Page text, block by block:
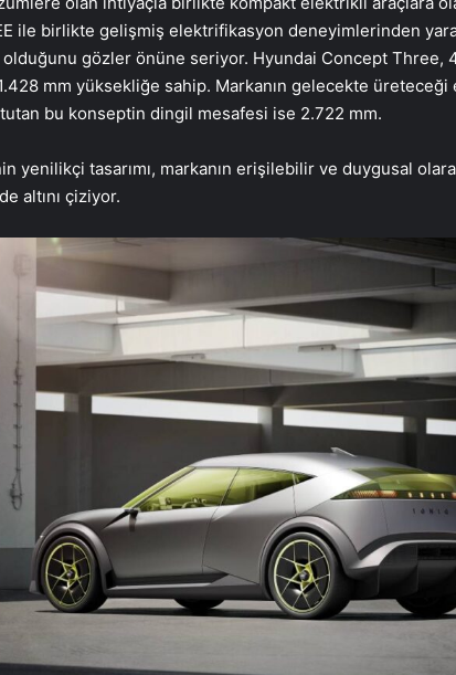
ile birlikte gelişmiş elektrifikasyon deneyimlerinden
olduğunu gözler önüne seriyor. Hyundai Concept Three,
mm yüksekliğe sahip. Markanın gelecekte
tutan bu konseptin dingil mesafesi ise 2.722 mm.
yenilikçi tasarımı, markanın erişilebilir ve duygusal
altını çiziyor.